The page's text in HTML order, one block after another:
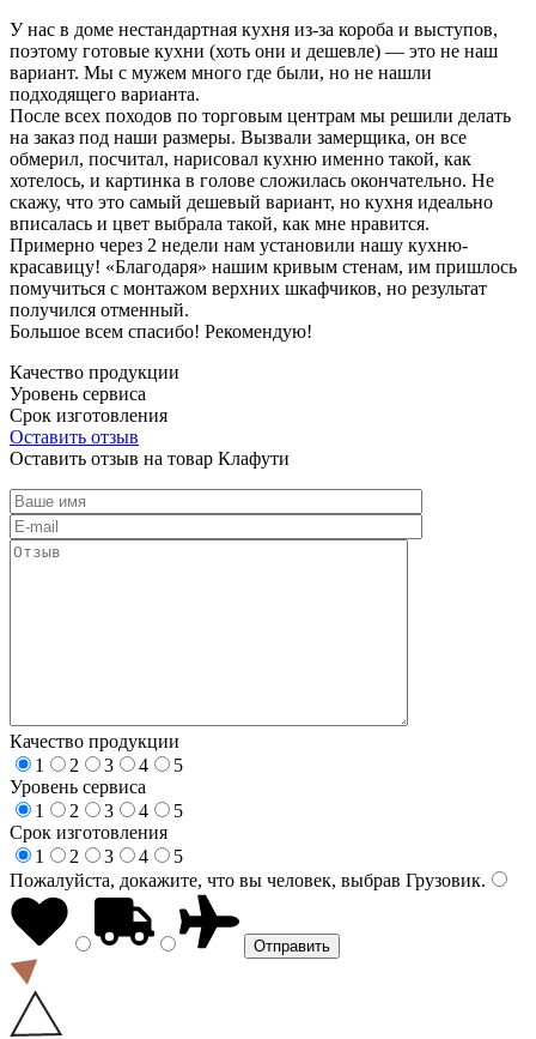
У нас в доме нестандартная кухня из-за короба и выступов,
поэтому готовые кухни (хоть они и дешевле) — это не наш
вариант. Мы с мужем много где были, но не нашли
подходящего варианта.
После всех походов по торговым центрам мы решили делать
на заказ под наши размеры. Вызвали замерщика, он все
обмерил, посчитал, нарисовал кухню именно такой, как
хотелось, и картинка в голове сложилась окончательно. Не
скажу, что это самый дешевый вариант, но кухня идеально
вписалась и цвет выбрала такой, как мне нравится.
Примерно через 2 недели нам установили нашу кухню-
красавицу! «Благодаря» нашим кривым стенам, им пришлось
помучиться с монтажом верхних шкафчиков, но результат
получился отменный.
Большое всем спасибо! Рекомендую!
Качество продукции
Уровень сервиса
Срок изготовления
Оставить отзыв
Оставить отзыв на товар Клафути
Качество продукции
1
2 3 4
5
Уровень сервиса
1
2 3 4
5
Срок изготовления
1
2 3 4
5
Пожалуйста, докажите, что вы человек, выбрав Грузовик.